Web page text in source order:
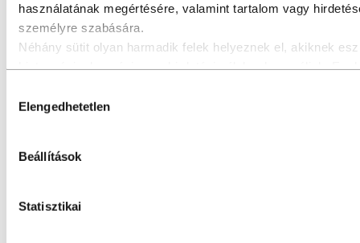
használatának megértésére, valamint tartalom vagy
személyre szabására.
Néhány sütit olyan harmadik felek helyeznek el, akiknek
kombinálhatják más, Ön által megadott adatokkal, vagy
az adott süti által gyűjtött személyes adatok adatkezelője.
kiválasztása
Elengedhetetlen
Beállítások
Statisztikai
Elektromos háromkerekű fejlesztése a Hydro
EcoDesign segítségével a városi mobilitás
újragondolására
Fenntarthatóság